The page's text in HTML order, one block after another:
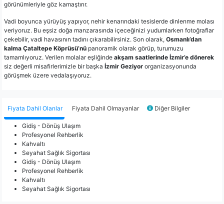
görünümleriyle göz kamaştırır.
Vadi boyunca yürüyüş yapıyor, nehir kenarındaki tesislerde dinlenme molası
veriyoruz. Bu eşsiz doğa manzarasında içeceğinizi yudumlarken fotoğraflar
çekebilir, vadi havasının tadını çıkarabilirsiniz. Son olarak, Osmanlı’dan
kalma Çataltepe Köprüsü’nü panoramik olarak görüp, turumuzu
tamamlıyoruz. Verilen molalar eşliğinde akşam saatlerinde İzmir’e dönerek
siz değerli misafirlerimizle bir başka İzmir Geziyor organizasyonunda
görüşmek üzere vedalaşıyoruz.
Fiyata Dahil Olanlar Fiyata Dahil Olmayanlar Diğer Bilgiler
Gidiş - Dönüş Ulaşım
Profesyonel Rehberlik
Kahvaltı
Seyahat Sağlık Sigortası
Gidiş - Dönüş Ulaşım
Profesyonel Rehberlik
Kahvaltı
Seyahat Sağlık Sigortası